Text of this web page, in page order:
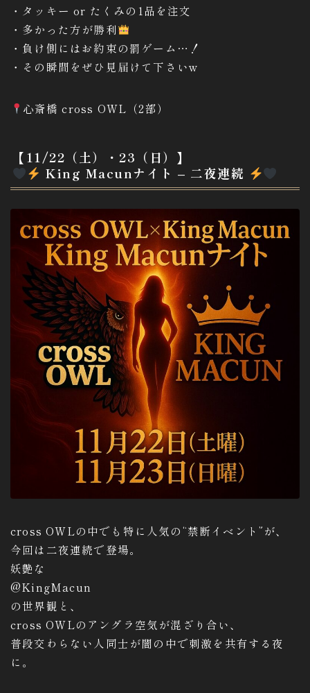
・タッキー or たくみの1品を注文
・多かった方が勝利
・負け側にはお約束の罰ゲーム…！
・その瞬間をぜひ見届けて下さいw
心斎橋 cross OWL（2部）
【11/22（土）・23（日）】
King Macunナイト – 二夜連続
cross OWLの中でも特に人気の“禁断イベント”が、
今回は二夜連続で登場。
妖艶な
@KingMacun
の世界観と、
cross OWLのアングラ空気が混ざり合い、
普段交わらない人同士が闇の中で刺激を共有する夜
に。